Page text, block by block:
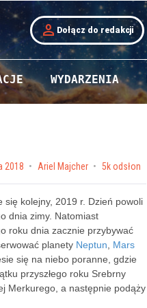
person Dołącz do redakcji
WYDARZENIA
2018 by Ariel Majcher 5k odsłon
się kolejny, 2019 r. Dzień powoli
dnia zimy. Natomiast
roku dnia zacznie przybywać
planety Neptun
Mars
się na niebo poranne, gdzie
przyszłego roku Srebrny
Merkurego, a następnie podąży